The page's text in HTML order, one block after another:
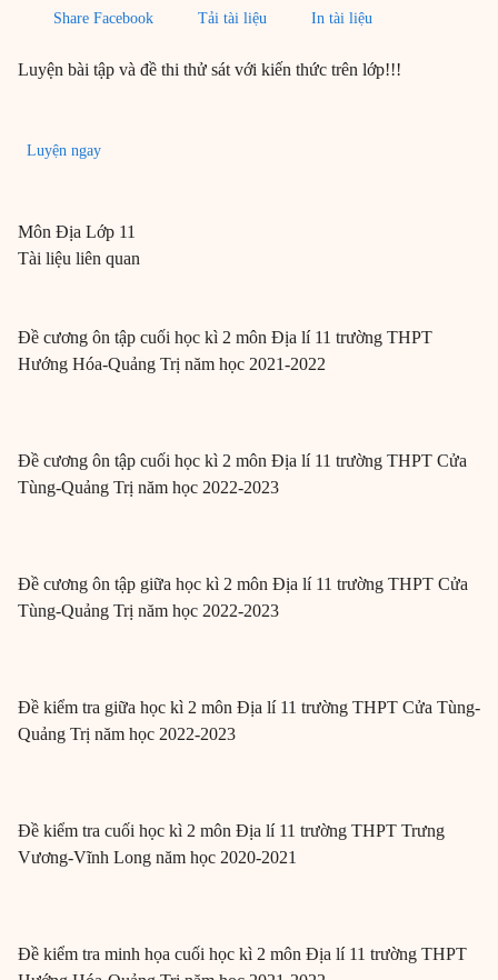
Share Facebook Tải tài liệu In tài liệu
Luyện bài tập và đề thi thử sát với kiến thức trên lớp!!!
Luyện ngay
Môn Địa Lớp 11
Tài liệu liên quan
Đề cương ôn tập cuối học kì 2 môn Địa lí 11 trường THPT
Hướng Hóa-Quảng Trị năm học 2021-2022
Đề cương ôn tập cuối học kì 2 môn Địa lí 11 trường THPT Cửa
Tùng-Quảng Trị năm học 2022-2023
Đề cương ôn tập giữa học kì 2 môn Địa lí 11 trường THPT Cửa
Tùng-Quảng Trị năm học 2022-2023
Đề kiểm tra giữa học kì 2 môn Địa lí 11 trường THPT Cửa Tùng-
Quảng Trị năm học 2022-2023
Đề kiểm tra cuối học kì 2 môn Địa lí 11 trường THPT Trưng
Vương-Vĩnh Long năm học 2020-2021
Đề kiểm tra minh họa cuối học kì 2 môn Địa lí 11 trường THPT